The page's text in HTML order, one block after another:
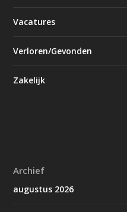
Vacatures
Verloren/Gevonden
Zakelijk
Archief
augustus 2026